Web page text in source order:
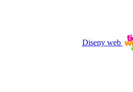
Diseny web